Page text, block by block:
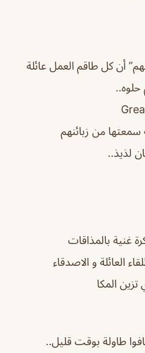
أن كل طاقم العمل عائلة
سمعتها من زبائنهم
لذيذ..
غنية بالمذاقات
العائلة و الاصدقاء
المكا
طاولة بوقت قليل..